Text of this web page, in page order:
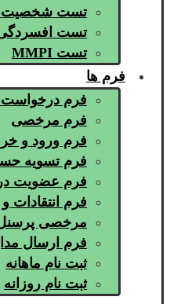
تست شخصیت MBTI
تست
تست MMPI
فرم ها
فرم
فرم مرخصی
فرم ورود و
فرم تسویه
فرم عضویت در
فرم انتقادات
مرخصی
فرم ارسال
ثبت نام ماهانه
ثبت نام روزانه